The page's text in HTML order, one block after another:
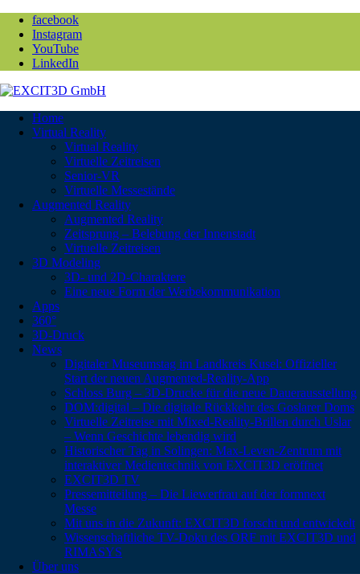
facebook
Instagram
YouTube
LinkedIn
Home
Virtual Reality
Virtual Reality
Virtuelle Zeitreisen
Senior-VR
Virtuelle Messestände
Augmented Reality
Augmented Reality
Zeitsprung – Belebung der Innenstadt
Virtuelle Zeitreisen
3D Modeling
3D- und 2D-Charaktere
Eine neue Form der Werbekommunikation
Apps
360°
3D-Druck
News
Digitaler Museumstag im Landkreis Kusel: Offizieller
Start der neuen Augmented-Reality-App
Schloss Burg – 3D-Drucke für die neue Dauerausstellung
DOM:digital – Die digitale Rückkehr des Goslarer Doms
Virtuelle Zeitreise mit Mixed-Reality-Brillen durch Uslar
– Wenn Geschichte lebendig wird
Historischer Tag in Solingen: Max-Leven-Zentrum mit
interaktiver Medientechnik von EXCIT3D eröffnet
EXCIT3D TV
Pressemitteilung – Die Liewerfrau auf der formnext
Messe
Mit uns in die Zukunft: EXCIT3D forscht und entwickelt
Wissenschaftliche TV-Doku des ORF mit EXCIT3D und
RIMASYS
Über uns